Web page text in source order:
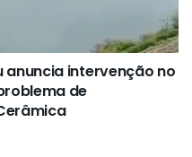
intervenção no
de